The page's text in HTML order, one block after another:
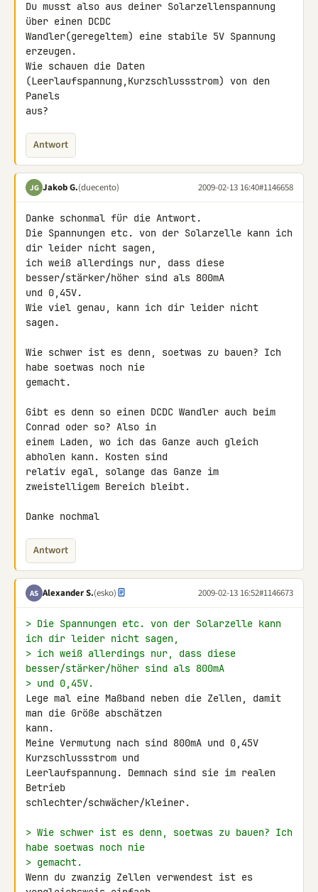
Du musst also aus deiner Solarzellenspannung
über einen DCDC
Wandler(geregeltem) eine stabile 5V Spannung
erzeugen.
Wie schauen die Daten
(Leerlaufspannung,Kurzschlussstrom) von den
Panels
aus?
Antwort
JG Jakob G.(duecento) 2009-02-13 16:40#1146658
Danke schonmal für die Antwort.
Die Spannungen etc. von der Solarzelle kann ich
dir leider nicht sagen,
ich weiß allerdings nur, dass diese
besser/stärker/höher sind als 800mA
und 0,45V.
Wie viel genau, kann ich dir leider nicht
sagen.
Wie schwer ist es denn, soetwas zu bauen? Ich
habe soetwas noch nie
gemacht.
Gibt es denn so einen DCDC Wandler auch beim
Conrad oder so? Also in
einem Laden, wo ich das Ganze auch gleich
abholen kann. Kosten sind
relativ egal, solange das Ganze im
zweistelligem Bereich bleibt.
Danke nochmal
Antwort
AS Alexander S.(esko) 2009-02-13 16:52#1146673
> Die Spannungen etc. von der Solarzelle kann
ich dir leider nicht sagen,
> ich weiß allerdings nur, dass diese
besser/stärker/höher sind als 800mA
> und 0,45V.
Lege mal eine Maßband neben die Zellen, damit
man die Größe abschätzen
kann.
Meine Vermutung nach sind 800mA und 0,45V
Kurzschlussstrom und
Leerlaufspannung. Demnach sind sie im realen
Betrieb
schlechter/schwächer/kleiner.
> Wie schwer ist es denn, soetwas zu bauen? Ich
habe soetwas noch nie
> gemacht.
Wenn du zwanzig Zellen verwendest ist es